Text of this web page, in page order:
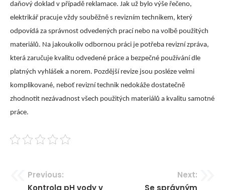
daňový doklad v případě reklamace. Jak už bylo výše řečeno,
elektrikář pracuje vždy souběžně s revizním technikem, který
odpovídá za správnost odvedených prací nebo na volbě použitých
materiálů. Na jakoukoliv odbornou práci je potřeba revizní zpráva,
která zaručuje kvalitu odvedené práce a bezpečné používání dle
platných vyhlášek a norem. Pozdější revize jsou posléze velmi
komplikované, neboť revizní technik nedokáže dostatečně
zhodnotit nezávadnost všech použitých materiálů a kvalitu samotné
práce.
Navigace
Previous:
Kontrola pH vody v
Next:
Se správným